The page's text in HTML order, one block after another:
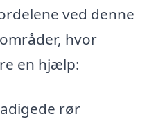
ved denne
hvor
en hjælp:
rør